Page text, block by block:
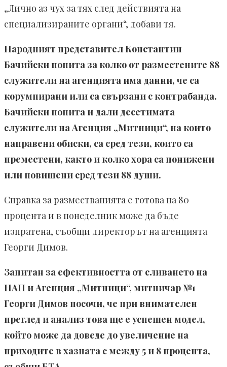
„Лично аз чух за тях след действията на
специализираните органи“, добави тя.
Народният представител Константин
Бачийски попита за колко от разместените 88
служители на агенцията има данни, че са
корумпирани или са свързани с контрабанда.
Бачийски попита и дали десетимата
служители на Агенция „Митници“, на които
направени обиски, са сред тези, които са
преместени, както и колко хора са понижени
или повишени сред тези 88 души.
Справка за разместванията е готова на 80
процента и в понеделник може да бъде
изпратена, съобщи директорът на агенцията
Георги Димов.
Запитан за ефективността от сливането на
НАП и Агенция „Митници“, митничар №1
Георги Димов посочи, че при внимателен
преглед и анализ това ще е успешен модел,
който може да доведе до увеличение на
приходите в хазната с между 5 и 8 процента,